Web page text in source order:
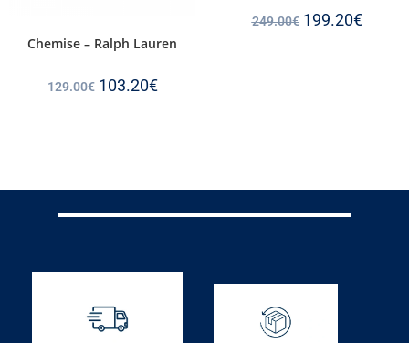
Chemise – Ralph Lauren
129.00€ 103.20€
249.00€ 199.20€